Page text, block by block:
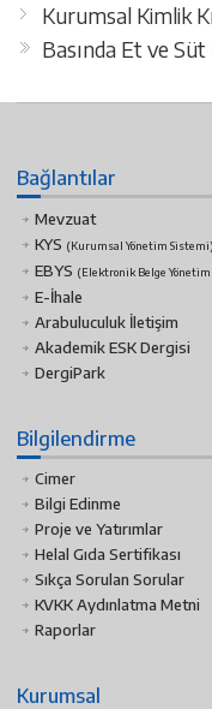
Kurumsal Kimlik
Basında Et ve
Bağlantılar
Mevzuat
KYS (Kurumsal Yönetim Sistemi)
EBYS (Elektronik Belge
E-İhale
Arabuluculuk İletişim
Akademik ESK Dergisi
DergiPark
Bilgilendirme
Cimer
Bilgi Edinme
Proje ve Yatırımlar
Helal Gıda Sertifikası
Sıkça Sorulan Sorular
KVKK Aydınlatma Metni
Raporlar
Kurumsal